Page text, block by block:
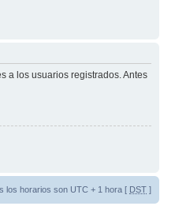
a los usuarios registrados. Antes
los horarios son UTC + 1 hora [ DST ]